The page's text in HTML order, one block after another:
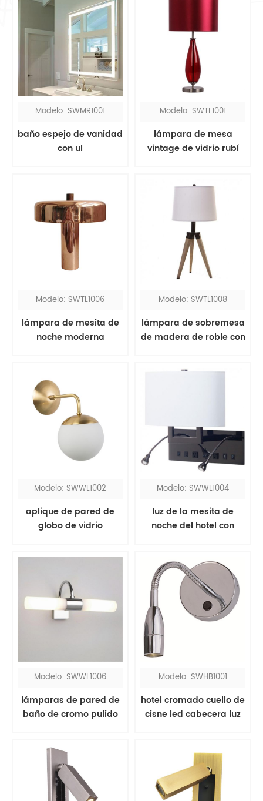
Modelo: SWMR1001
baño espejo de vanidad
con ul
Modelo: SWTL1001
lámpara de mesa
vintage de vidrio rubí
Modelo: SWTL1006
lámpara de mesita de
noche moderna
Modelo: SWTL1008
lámpara de sobremesa
de madera de roble con
Modelo: SWWL1002
aplique de pared de
globo de vidrio
latón
Modelo: SWWL1004
luz de la mesita de
noche del hotel con
Modelo: SWWL1006
lámparas de pared de
baño de cromo pulido
Modelo: SWHB1001
hotel cromado cuello de
cisne led cabecera luz